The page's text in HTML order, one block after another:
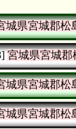
城県宮城郡松
宮城県宮城郡
城県宮城郡松
城県宮城郡松